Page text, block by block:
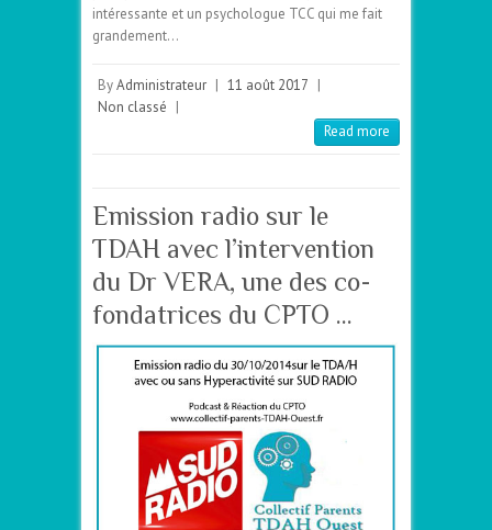
intéressante et un psychologue TCC qui me fait
grandement…
ByAdministrateur 11 août 2017
Non classé
Read more
Emission radio sur le
TDAH avec l’intervention
du Dr VERA, une des co-
fondatrices du CPTO …